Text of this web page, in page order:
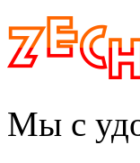
Мы с